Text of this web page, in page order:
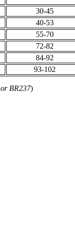
30-45
40-53
55-70
72-82
84-92
93-102
BR237)